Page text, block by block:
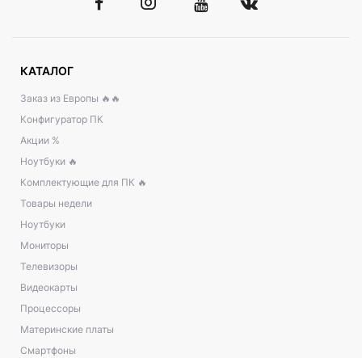
КАТАЛОГ
Заказ из Европы 🔥🔥
Конфигуратор ПК
Акции %
Ноутбуки 🔥
Комплектующие для ПК 🔥
Товары недели
Ноутбуки
Мониторы
Телевизоры
Видеокарты
Процессоры
Материнские платы
Смартфоны